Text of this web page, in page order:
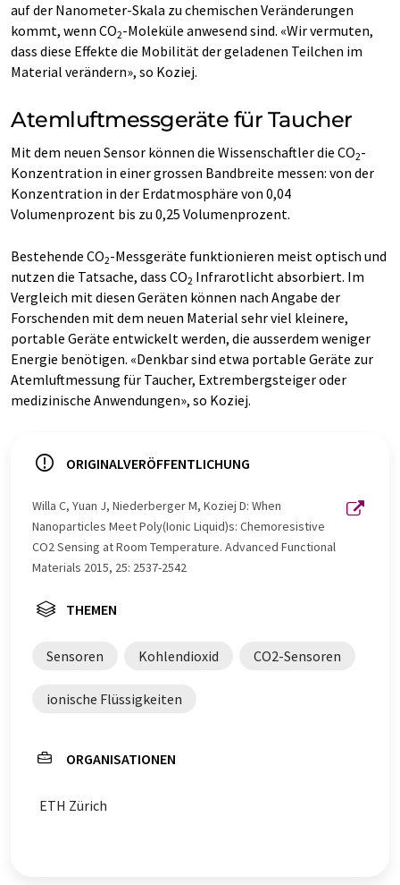
auf der Nanometer-Skala zu chemischen Veränderungen
kommt, wenn CO2-Moleküle anwesend sind. «Wir vermuten,
dass diese Effekte die Mobilität der geladenen Teilchen im
Material verändern», so Koziej.
Atemluftmessgeräte für Taucher
Mit dem neuen Sensor können die Wissenschaftler die CO2-
Konzentration in einer grossen Bandbreite messen: von der
Konzentration in der Erdatmosphäre von 0,04
Volumenprozent bis zu 0,25 Volumenprozent.
Bestehende CO2-Messgeräte funktionieren meist optisch und
nutzen die Tatsache, dass CO2 Infrarotlicht absorbiert. Im
Vergleich mit diesen Geräten können nach Angabe der
Forschenden mit dem neuen Material sehr viel kleinere,
portable Geräte entwickelt werden, die ausserdem weniger
Energie benötigen. «Denkbar sind etwa portable Geräte zur
Atemluftmessung für Taucher, Extrembergsteiger oder
medizinische Anwendungen», so Koziej.
ORIGINALVERÖFFENTLICHUNG
Willa C, Yuan J, Niederberger M, Koziej D: When
Nanoparticles Meet Poly(Ionic Liquid)s: Chemoresistive
CO2 Sensing at Room Temperature. Advanced Functional
Materials 2015, 25: 2537-2542
THEMEN
Sensoren Kohlendioxid CO2-Sensoren
ionische Flüssigkeiten
ORGANISATIONEN
ETH Zürich